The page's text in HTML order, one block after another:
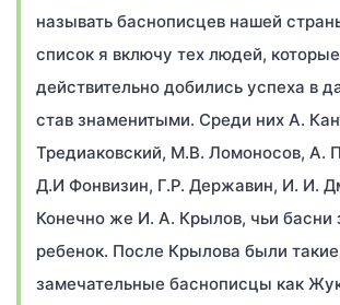
называть баснописцев нашей
список я включу тех людей, которые
действительно добились успеха в
став знаменитыми. Среди них А.
Тредиаковский, М.В. Ломоносов, А.
Д.И Фонвизин, Г.Р. Державин, И. И.
Конечно же И. А. Крылов, чьи басни
ребенок. После Крылова были такие
замечательные баснописцы как